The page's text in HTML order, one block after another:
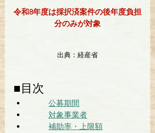
令和8年度は採択済案件の後年度負担
分のみが対象
出典：経産省
■目次
公募期間
対象事業者
補助率・上限額